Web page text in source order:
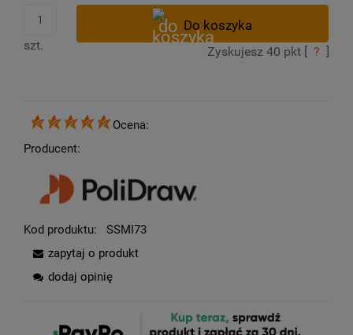
szt. Zyskujesz 40 pkt [ ? ]
Ocena:
Producent:
Kod produktu:
SSMI73
zapytaj o produkt
dodaj opinię